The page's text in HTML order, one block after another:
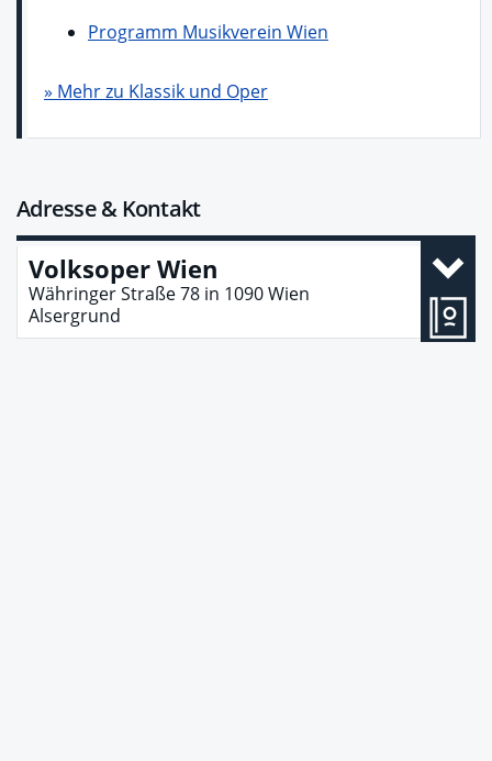
Programm Musikverein Wien
» Mehr zu Klassik und Oper
Adresse & Kontakt
Volksoper Wien
Währinger Straße 78 in 1090Wien
Alsergrund